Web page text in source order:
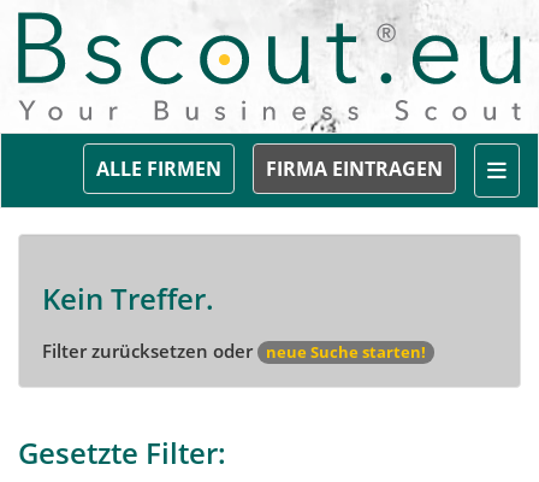
FIRMA EINTRAGEN
ALLE FIRMEN
Kein Treffer.
Filter zurücksetzen oder neue Suche starten!
Gesetzte Filter: